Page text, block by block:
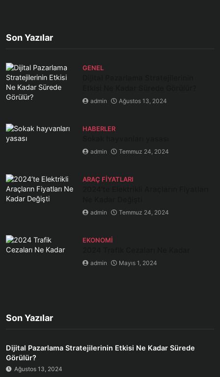
Son Yazılar
GENEL
admin Ağustos 13, 2024
HABERLER
admin Temmuz 24, 2024
ARAÇ FIYATLARI
admin Temmuz 24, 2024
EKONOMI
admin Mayıs 1, 2024
Son Yazılar
Dijital Pazarlama Stratejilerinin Etkisi Ne Kadar Sürede
Görülür?
Ağustos 13, 2024